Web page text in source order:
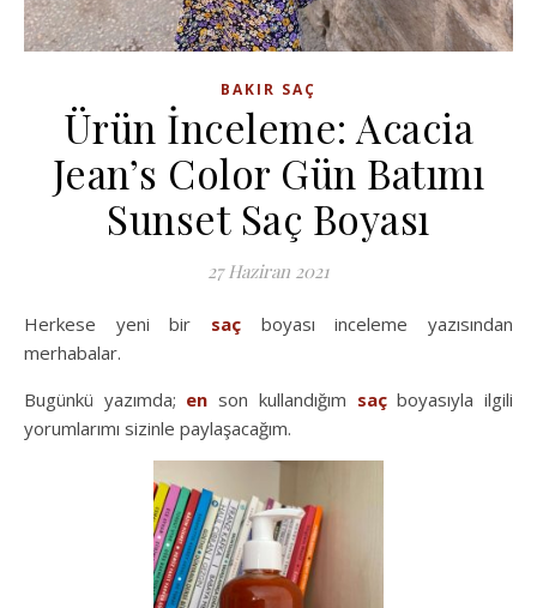
BAKIR SAÇ
Ürün İnceleme: Acacia
Jean’s Color Gün Batımı
Sunset Saç Boyası
27 Haziran 2021
Herkese yeni bir saç boyası inceleme yazısından
merhabalar.
Bugünkü yazımda; en son kullandığım saçboyasıyla ilgili
yorumlarımı sizinle paylaşacağım.